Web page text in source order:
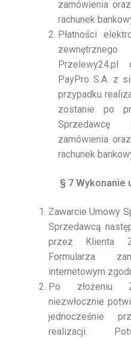
zamówienia
rachunek
Płatności
Przelewy24.pl
PayPro S.A. z
przypadku
zostanie po
Sprzedawcę
zamówienia
rachunek
§ 7 Wykonanie
Zawarcie Umowy
Sprzedawcą
przez Klienta
Formularza
internetowym
Po złożeniu
niezwłocznie
jednocześnie
realizacji.